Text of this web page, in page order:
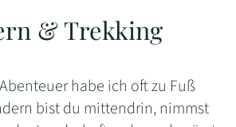
& Trekking
habe ich oft zu Fuß
bist du mittendrin, nimmst